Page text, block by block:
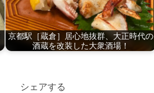
京都駅［蔵倉］居心地抜群、大正時代の
酒蔵を改装した大衆酒場！
シェアする